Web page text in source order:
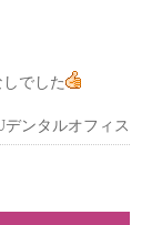
でした
デンタルオフィス